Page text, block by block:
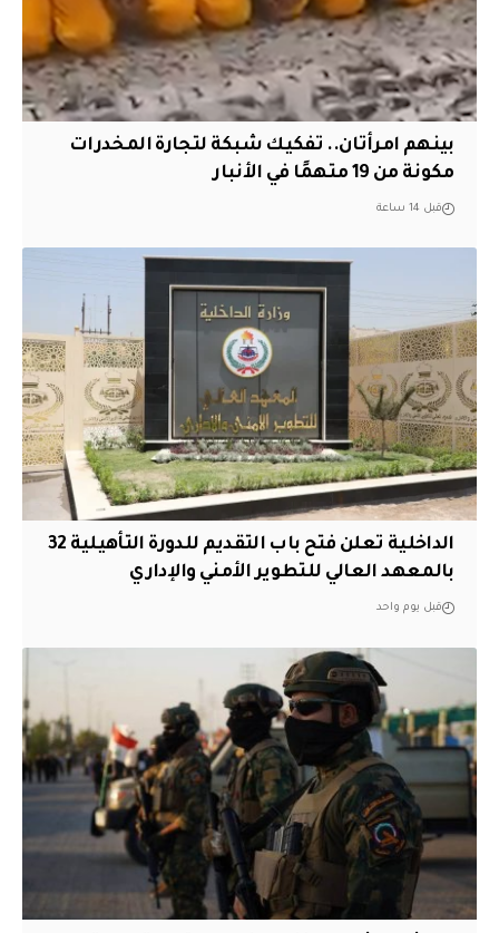
بينهم امرأتان.. تفكيك شبكة لتجارة المخدرات
مكونة من 19 متهمًا في الأنبار
قبل 14 ساعة
الداخلية تعلن فتح باب التقديم للدورة التأهيلية 32
بالمعهد العالي للتطوير الأمني والإداري
قبل يوم واحد